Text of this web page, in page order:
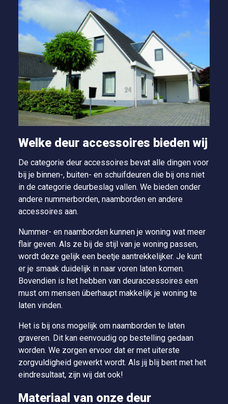
Welke deur accessoires bieden wij
De categorie deur accessoires bevat alle dingen voor
bij je binnen-, buiten- en schuifdeuren die bij ons niet
in de categorie deurbeslag vallen. We bieden onder
andere nummerborden, naamborden en andere
accessoires aan.
Nummer- en naamborden kunnen je woning wat meer
flair geven. Als ze bij de stijl van je woning passen,
wordt deze gelijk een beetje aantrekkelijker. Je kunt
er je smaak duidelijk in naar voren laten komen.
Bovendien is het hebben van deuraccessoires een
must om mensen überhaupt makkelijk je woning te
laten vinden.
Het is bij ons mogelijk om naamborden te laten
graveren. Dit kan eenvoudig op bestelling gedaan
worden. We zorgen ervoor dat er met uiterste
zorgvuldigheid gewerkt wordt. Als jij blij bent met het
eindresultaat, zijn wij dat ook!
Materiaal van onze deur